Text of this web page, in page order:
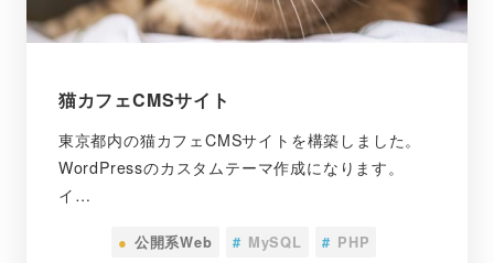
猫カフェCMSサイト
東京都内の猫カフェCMSサイトを構築しました。
WordPressのカスタムテーマ作成になります。
イ…
● 公開系Web # MySQL # PHP